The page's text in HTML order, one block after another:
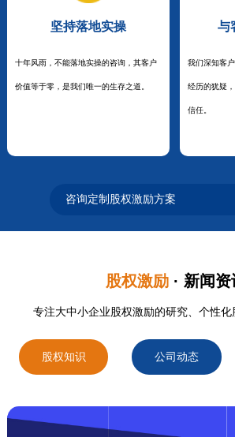
坚持落地实操
十年风雨，不能落地实操的咨询，其客户
价值等于零，是我们唯一的生存之道。
与
我们深知客
经历的犹疑
信任。
咨询定制股权激励方案
股权激励 · 新闻资
专注大中小企业股权激励的研究、个性
股权知识 公司动态